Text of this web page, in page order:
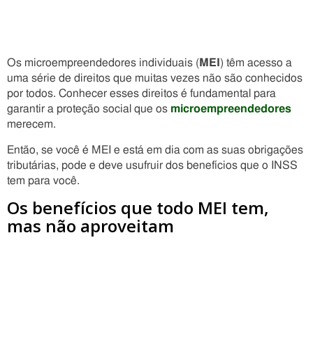
Os microempreendedores individuais ( MEI ) têm acesso a
uma série de direitos que muitas vezes não são conhecidos
por todos. Conhecer esses direitos é fundamental para
garantir a proteção social que os microempreendedores
merecem.
Então, se você é MEI e está em dia com as suas obrigações
tributárias, pode e deve usufruir dos benefícios que o INSS
tem para você.
Os benefícios que todo MEI tem,
mas não aproveitam